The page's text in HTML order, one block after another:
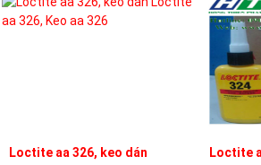
Loctite aa 326, keo dán
Loctite